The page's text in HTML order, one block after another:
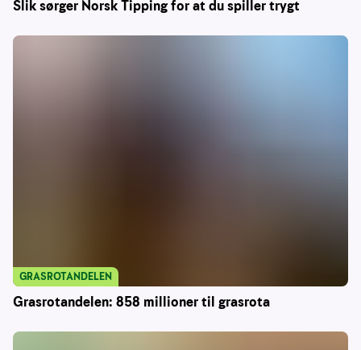
Slik sørger Norsk Tipping for at du spiller trygt
Grasrotandelen: 858 millioner til grasrota
GRASROTANDELEN